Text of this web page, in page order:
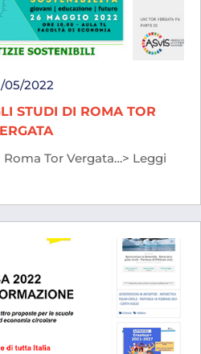
05/2022
STUDI DI ROMA TOR
Tor Vergata…> Leggi